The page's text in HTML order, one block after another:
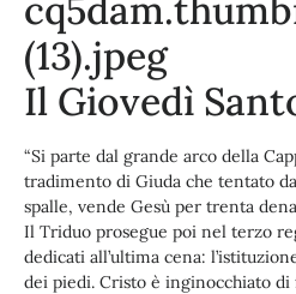
Il Giovedì
“Si parte dal grande arco della
tradimento di Giuda che tentato
spalle, vende Gesù per trenta
Il Triduo prosegue poi nel terzo
dedicati all’ultima cena:
dei piedi. Cristo è inginocchiato